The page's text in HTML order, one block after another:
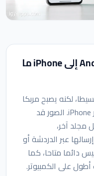
لماذا نقل الملفات من Android إلى iPhone ما
لكنه يصبح مربكا
عندما يكون أحدهما Android والآخر iPhone. الصور قد
مجلد آخر،
عبر الدردشة أو
دائما متاحا، كما
على الكمبيوتر.